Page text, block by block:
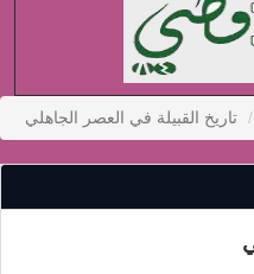
تاريخ القبيلة في العصر الجاهلي